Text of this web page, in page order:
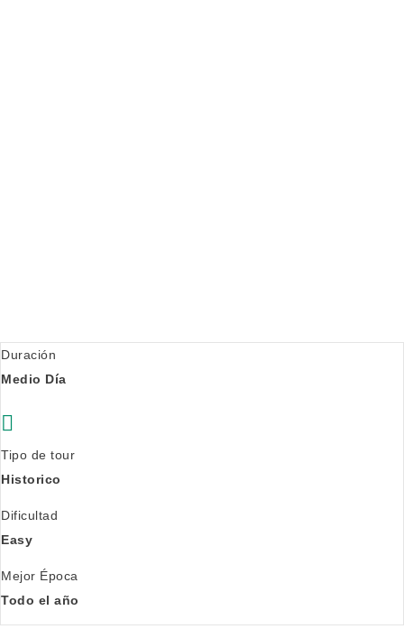
Duración
Medio Día
Tipo de tour
Historico
Dificultad
Easy
Mejor Época
Todo el año